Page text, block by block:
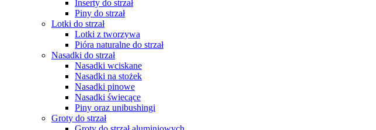
Inserty do strzał
Piny do strzał
Lotki do strzał
Lotki z tworzywa
Pióra naturalne do strzał
Nasadki do strzał
Nasadki wciskane
Nasadki na stożek
Nasadki pinowe
Nasadki świecące
Piny oraz unibushingi
Groty do strzał